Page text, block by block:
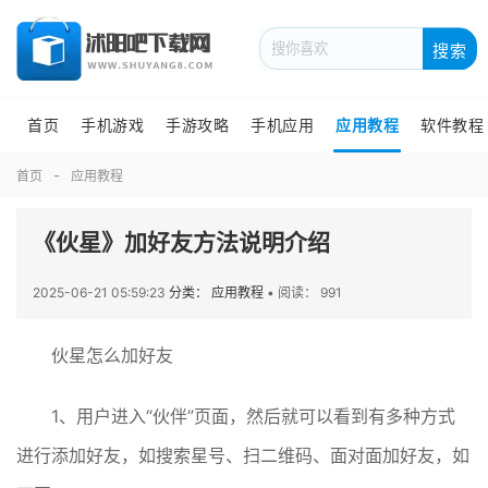
搜索
首页 手机游戏 手游攻略 手机应用 应用教程 软件教程
首页 应用教程
《伙星》加好友方法说明介绍
2025-06-21 05:59:23 分类： 应用教程 • 阅读： 991
伙星怎么加好友
1、用户进入“伙伴”页面，然后就可以看到有多种方式
进行添加好友，如搜索星号、扫二维码、面对面加好友，如